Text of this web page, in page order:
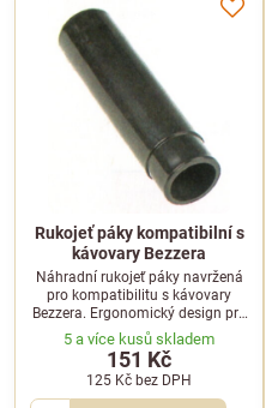
Rukojeť páky kompatibilní s
kávovary Bezzera
Náhradní rukojeť páky navržená
pro kompatibilitu s kávovary
Bezzera. Ergonomický design pro
spolehlivý úchop při práci.
5 a více kusů skladem
151 Kč
125 Kč bez DPH